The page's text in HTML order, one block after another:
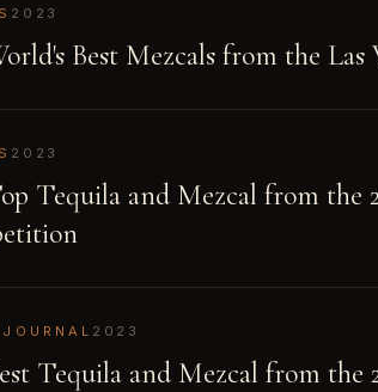
2023
Best Mezcals from the
2023
Tequila and Mezcal from the
2023
Tequila and Mezcal from the